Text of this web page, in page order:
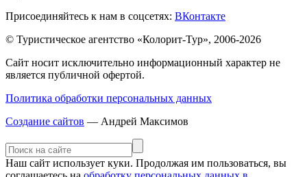
Присоединяйтесь к нам в соцсетях: ВКонтакте
© Туристическое агентство «Колорит-Тур», 2006-2026
Сайт носит исключительно информационный характер не
является публичной офертой.
Политика обработки персональных данных
Создание сайтов — Андрей Максимов
Наш сайт использует куки. Продолжая им пользоваться, вы